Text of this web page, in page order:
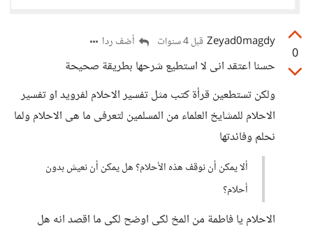
0
Zeyad0magdy قبل 4 سنوات أضف ردا
حسنا اعتقد انى لا استطيع شرحها بطريقة صحيحة
ولكن تستطعين قرأة كتب مثل تفسير الاحلام لفرويد او تفسير
الاحلام للمشايخ العلماء من المسلمين لتعرفى ما هى الاحلام ولما
نحلم وفائدتها
ألا يمكن أن نوقف هذه الأحلام؟ هل يمكن أن نعيش بدون
أحلام؟
الاحلام يا فاطمة من المخ لكى اوضح لكى ما اقصد انه هل